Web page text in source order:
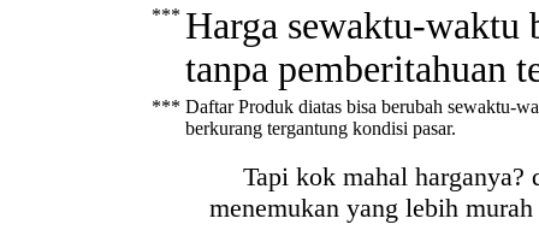
*** Harga sewaktu-waktu
tanpa pemberitahuan
*** Daftar Produk diatas bisa berubah sewaktu-
berkurang tergantung kondisi pasar.
Tapi kok mahal harganya?
menemukan yang lebih